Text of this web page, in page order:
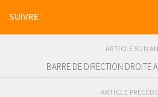
SUIVRE :
ARTICLE
BARRE DE DIRECTION DROITE
ARTICLE